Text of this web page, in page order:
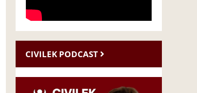
CIVILEK PODCAST